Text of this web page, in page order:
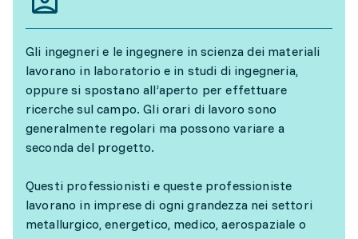
Gli ingegneri e le ingegnere in scienza dei materiali
lavorano in laboratorio e in studi di ingegneria,
oppure si spostano all’aperto per effettuare
ricerche sul campo. Gli orari di lavoro sono
generalmente regolari ma possono variare a
seconda del progetto.
Questi professionisti e queste professioniste
lavorano in imprese di ogni grandezza nei settori
metallurgico, energetico, medico, aerospaziale o